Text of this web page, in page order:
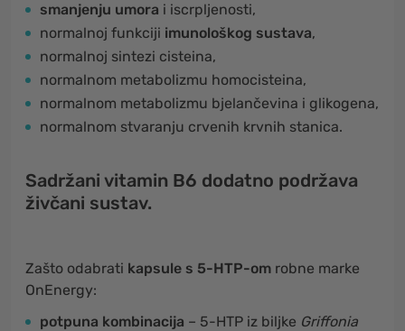
smanjenju umora i iscrpljenosti,
normalnoj funkciji imunološkog sustava,
normalnoj sintezi cisteina,
normalnom metabolizmu homocisteina,
normalnom metabolizmu bjelančevina i glikogena,
normalnom stvaranju crvenih krvnih stanica.
Sadržani vitamin B6 dodatno podržava
živčani sustav.
Zašto odabrati kapsule s 5-HTP-om robne marke
OnEnergy:
potpuna kombinacija – 5-HTP iz biljke Griffonia